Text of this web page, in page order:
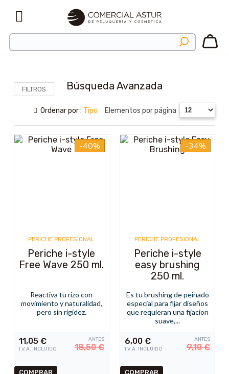
Búsqueda Avanzada
FILTROS
Elementos por página
Ordenar por : Tipo
-40%
PERICHE PROFESIONAL
Periche i-style
Free Wave 250 ml.
Reactiva tu rizo con
movimiento y naturalidad,
pero sin rigidez.
11,05€
I.V.A. INCLUIDO
ANTES
18,50€
-34%
PERICHE PROFESIONAL
Periche i-style
easy brushing
250 ml.
Es tu brushing de peinado
especial para fijar diseños
que requieran una fijacion
suave,...
6,00€
I.V.A. INCLUIDO
ANTES
9,10€